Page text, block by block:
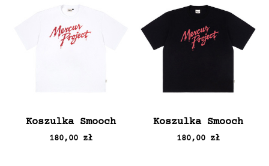
Koszulka Smooch
180,00 zł
Koszulka Smooch
180,00 zł